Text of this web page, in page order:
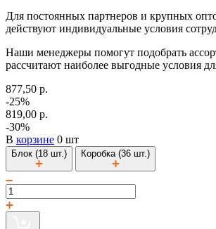
Для постоянных партнеров и крупных
действуют индивидуальные условия
Наши менеджеры помогут подобрать
рассчитают наиболее выгодные условия
877,50 р.
-25%
819,00 р.
-30%
В корзине 0 шт
Блок (18 шт.) Коробка (36 шт.)